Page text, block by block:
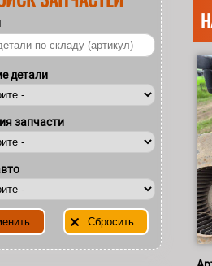
детали
запчасти